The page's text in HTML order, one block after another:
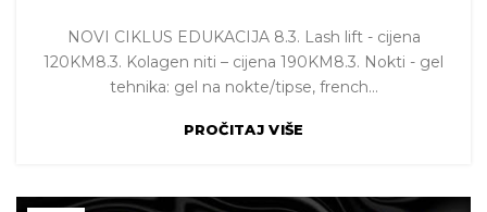
NOVI CIKLUS EDUKACIJA 8.3. Lash lift - cijena
120KM8.3. Kolagen niti – cijena 190KM8.3. Nokti - gel
tehnika: gel na nokte/tipse, french...
PROČITAJ VIŠE